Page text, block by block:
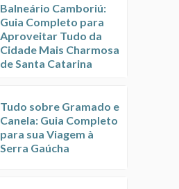
Balneário Camboriú:
Guia Completo para
Aproveitar Tudo da
Cidade Mais Charmosa
de Santa Catarina
Tudo sobre Gramado e
Canela: Guia Completo
para sua Viagem à
Serra Gaúcha